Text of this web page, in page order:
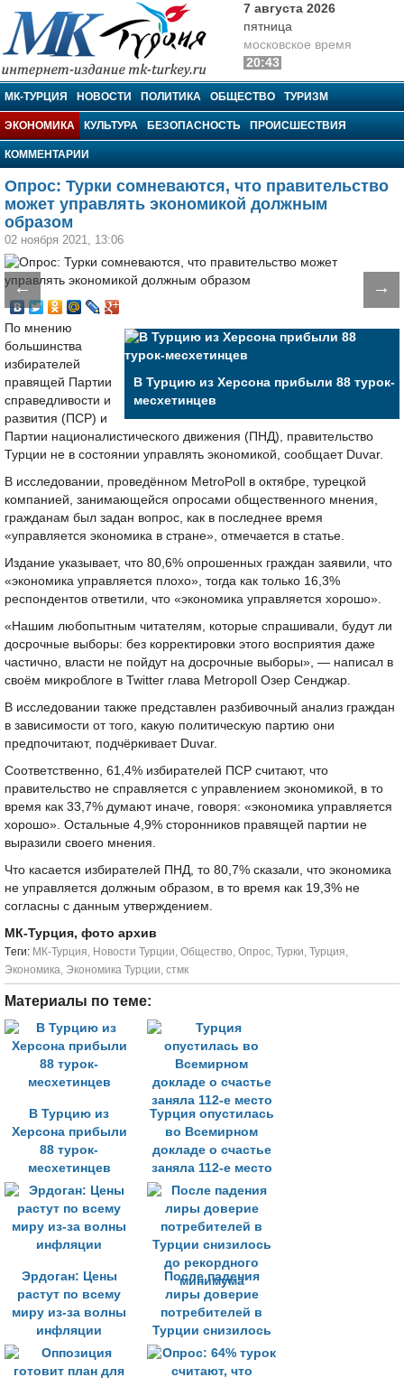
МК-Турция
7 августа 2026
пятница
московское время
20:43
МК-ТУРЦИЯ НОВОСТИ ПОЛИТИКА ОБЩЕСТВО ТУРИЗМ
ЭКОНОМИКА КУЛЬТУРА БЕЗОПАСНОСТЬ ПРОИСШЕСТВИЯ
КОММЕНТАРИИ
Опрос: Турки сомневаются, что правительство
может управлять экономикой должным
образом
02 ноября 2021, 13:06
← →
В Турцию из Херсона прибыли 88 турок-
месхетинцев
По мнению
большинства
избирателей
правящей Партии
справедливости и
развития (ПСР) и
Партии националистического движения (ПНД), правительство
Турции не в состоянии управлять экономикой, сообщает Duvar.
В исследовании, проведённом MetroPoll в октябре, турецкой
компанией, занимающейся опросами общественного мнения,
гражданам был задан вопрос, как в последнее время
«управляется экономика в стране», отмечается в статье.
Издание указывает, что 80,6% опрошенных граждан заявили, что
«экономика управляется плохо», тогда как только 16,3%
респондентов ответили, что «экономика управляется хорошо».
«Нашим любопытным читателям, которые спрашивали, будут ли
досрочные выборы: без корректировки этого восприятия даже
частично, власти не пойдут на досрочные выборы», — написал в
своём микроблоге в Twitter глава Metropoll Озер Сенджар.
В исследовании также представлен разбивочный анализ граждан
в зависимости от того, какую политическую партию они
предпочитают, подчёркивает Duvar.
Соответственно, 61,4% избирателей ПСР считают, что
правительство не справляется с управлением экономикой, в то
время как 33,7% думают иначе, говоря: «экономика управляется
хорошо». Остальные 4,9% сторонников правящей партии не
выразили своего мнения.
Что касается избирателей ПНД, то 80,7% сказали, что экономика
не управляется должным образом, в то время как 19,3% не
согласны с данным утверждением.
МК-Турция, фото архив
Tеги: МК-Турция, Новости Турции, Общество, Опрос, Турки, Турция,
Экономика, Экономика Турции, стмк
Материалы по теме:
В Турцию из
Херсона прибыли
88 турок-
месхетинцев
Турция опустилась
во Всемирном
докладе о счастье
заняла 112-е место
Эрдоган: Цены
растут по всему
миру из-за волны
инфляции
После падения
лиры доверие
потребителей в
Турции снизилось
до рекордного
минимума